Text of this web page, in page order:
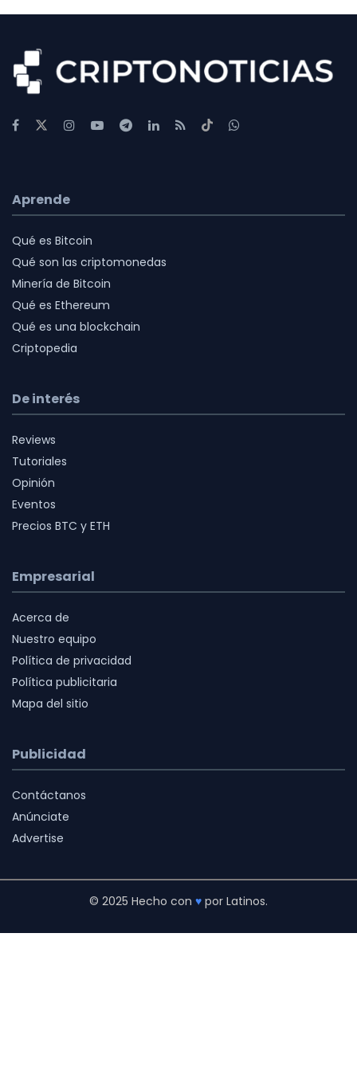
Aprende
Qué es Bitcoin
Qué son las criptomonedas
Minería de Bitcoin
Qué es Ethereum
Qué es una blockchain
Criptopedia
De interés
Reviews
Tutoriales
Opinión
Eventos
Precios BTC y ETH
Empresarial
Acerca de
Nuestro equipo
Política de privacidad
Política publicitaria
Mapa del sitio
Publicidad
Contáctanos
Anúnciate
Advertise
© 2025 Hecho con ♥ por Latinos.